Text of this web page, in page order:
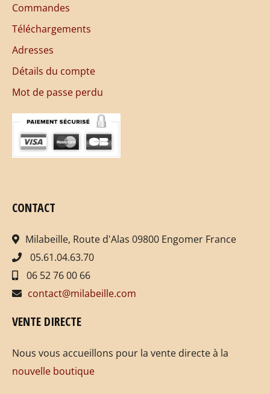
Commandes
Téléchargements
Adresses
Détails du compte
Mot de passe perdu
CONTACT
Milabeille, Route d'Alas 09800 Engomer France
05.61.04.63.70
06 52 76 00 66
contact@milabeille.com
VENTE DIRECTE
Nous vous accueillons pour la vente directe à la
nouvelle boutique